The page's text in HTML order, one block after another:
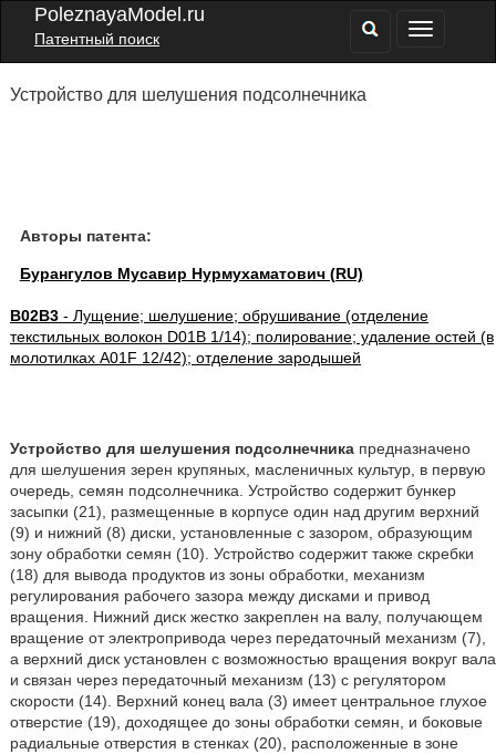
PoleznayaModel.ru
Патентный поиск
Устройство для шелушения подсолнечника
Авторы патента:
Бурангулов Мусавир Нурмухаматович (RU)
B02B3- Лущение; шелушение; обрушивание (отделение
текстильных волокон D01B 1/14); полирование; удаление остей (в
молотилках A01F 12/42); отделение зародышей
Устройство для шелушения подсолнечникапредназначено
для шелушения зерен крупяных, масленичных культур, в первую
очередь, семян подсолнечника. Устройство содержит бункер
засыпки (21), размещенные в корпусе один над другим верхний
(9) и нижний (8) диски, установленные с зазором, образующим
зону обработки семян (10). Устройство содержит также скребки
(18) для вывода продуктов из зоны обработки, механизм
регулирования рабочего зазора между дисками и привод
вращения. Нижний диск жестко закреплен на валу, получающем
вращение от электропривода через передаточный механизм (7),
а верхний диск установлен с возможностью вращения вокруг вала
и связан через передаточный механизм (13) с регулятором
скорости (14). Верхний конец вала (3) имеет центральное глухое
отверстие (19), доходящее до зоны обработки семян, и боковые
радиальные отверстия в стенках (20), расположенные в зоне